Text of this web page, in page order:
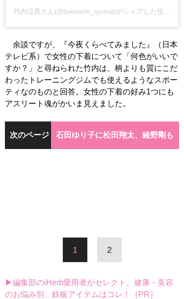
余談ですが、『今夜くらべてみました』（日本
テレビ系）で女性の下着について「何色がいいで
すか？」と尋ねられた竹内は、柄よりも質にこだ
わったトレーニングジムでも使えるようなスポー
ティなのものと回答。女性の下着の好み1つにも
アスリート魂がかいま見えました。
次のページ 石田ゆり子に松田翔太、綾野剛も
1 2
▶編集部のiHerb愛用者がセレクト。健康・美容
のお悩み別、鉄板アイテムはコレ！［PR］